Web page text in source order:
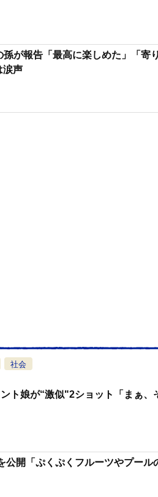
が報告「最高に楽しめた」「寄り
涙声
社会
ト娘が“激似"2ショット「まぁ、
開「ぷくぷくフルーツやプール